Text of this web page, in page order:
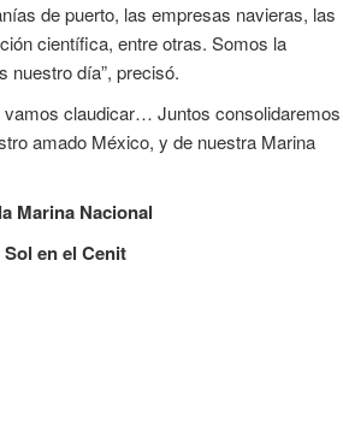
de puerto, las empresas navieras, las
científica, entre otras. Somos la
nuestro día”, precisó.
vamos claudicar… Juntos consolidaremos
amado México, y de nuestra Marina
Marina Nacional
en el Cenit